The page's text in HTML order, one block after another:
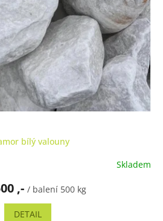
bílý valouny
Skladem
,- / balení 500 kg
DETAIL